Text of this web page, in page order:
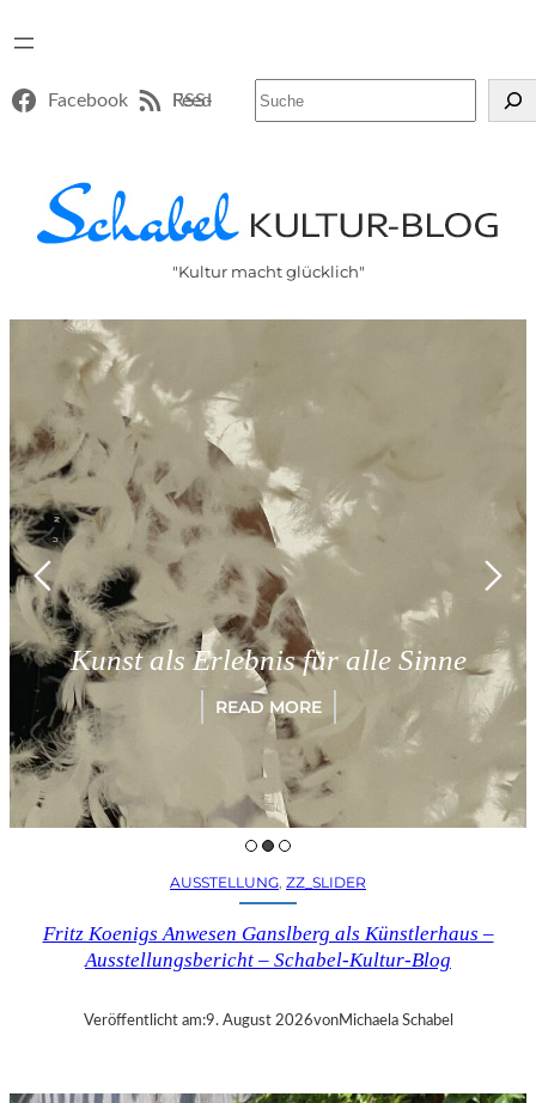
Facebook RSS-Feed
"Kultur macht glücklich"
Erlebnis für alle Sinne
READ MORE
AUSSTELLUNG, ZZ_SLIDER
Fritz Koenigs Anwesen Ganslberg als Künstlerhaus –
Ausstellungsbericht – Schabel-Kultur-Blog
Veröffentlicht am:9. August 2026vonMichaela Schabel